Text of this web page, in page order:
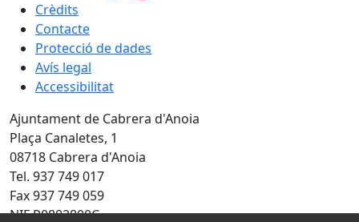
Crèdits
Contacte
Protecció de dades
Avís legal
Accessibilitat
Ajuntament de Cabrera d'Anoia
Plaça Canaletes, 1
08718 Cabrera d'Anoia
Tel. 937 749 017
Fax 937 749 059
NIF P0802800C